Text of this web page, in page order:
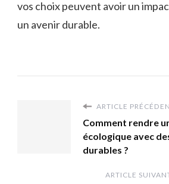
vos choix peuvent avoir un
un avenir durable.
ARTICLE
Comment rendre
écologique avec
durables ?
ARTICLE